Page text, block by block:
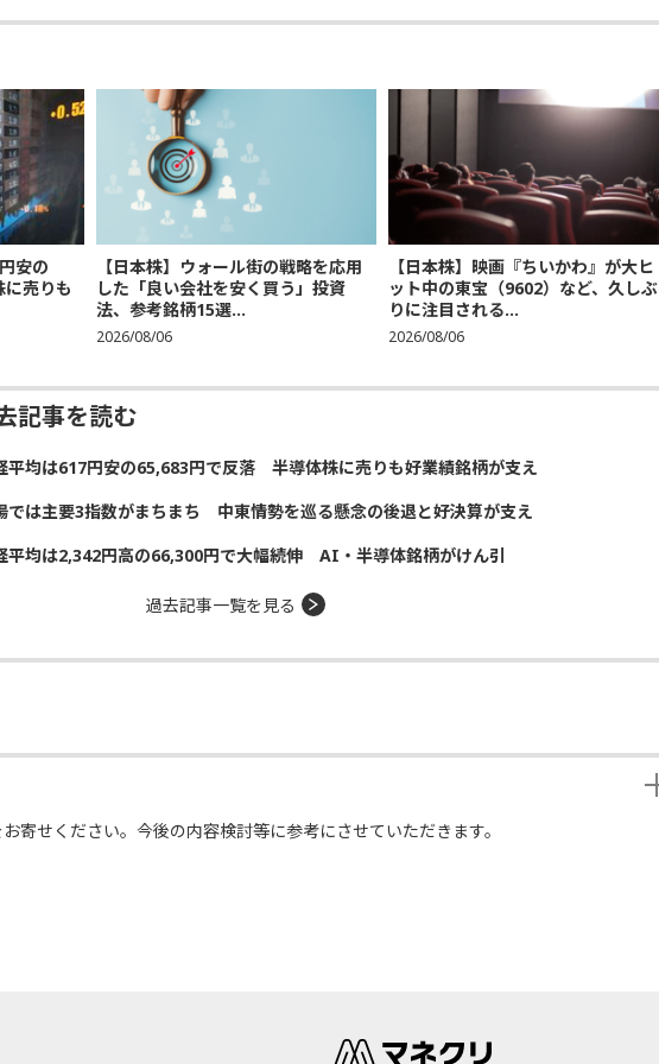
安の
売りも
【日本株】ウォール街の戦略を応用
した「良い会社を安く買う」投資
法、参考銘柄15選...
2026/08/06
【日本株】映画『ちいかわ』が大ヒ
ット中の東宝（9602）など、久しぶ
りに注目される...
2026/08/06
記事を読む
平均は617円安の65,683円で反落 半導体株に売りも好業績銘柄が支え
では主要3指数がまちまち 中東情勢を巡る懸念の後退と好決算が支え
平均は2,342円高の66,300円で大幅続伸 AI・半導体銘柄がけん引
過去記事一覧を見る
寄せください。今後の内容検討等に参考にさせていただきます。